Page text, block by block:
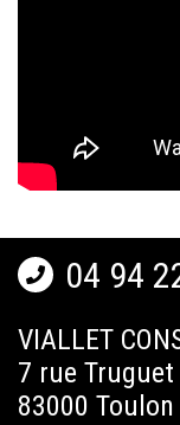
04 94
VIALLET
7 rue Truguet
83000 Toulon